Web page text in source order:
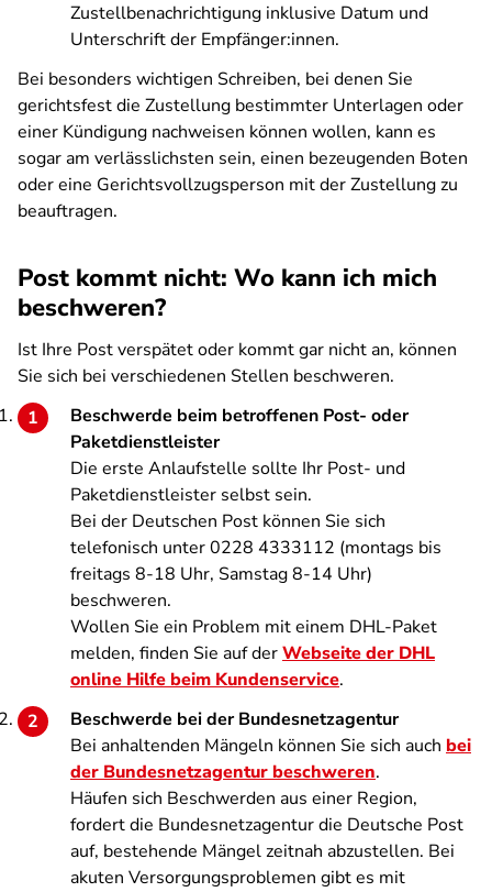
Zustellbenachrichtigung inklusive Datum und
Unterschrift der Empfänger:innen.
Bei besonders wichtigen Schreiben, bei denen Sie
gerichtsfest die Zustellung bestimmter Unterlagen oder
einer Kündigung nachweisen können wollen, kann es
sogar am verlässlichsten sein, einen bezeugenden Boten
oder eine Gerichtsvollzugsperson mit der Zustellung zu
beauftragen.
Post kommt nicht: Wo kann ich mich
beschweren?
Ist Ihre Post verspätet oder kommt gar nicht an, können
Sie sich bei verschiedenen Stellen beschweren.
Beschwerde beim betroffenen Post- oder
Paketdienstleister
Die erste Anlaufstelle sollte Ihr Post- und
Paketdienstleister selbst sein.
Bei der Deutschen Post können Sie sich
telefonisch unter 0228 4333112 (montags bis
freitags 8-18 Uhr, Samstag 8-14 Uhr)
beschweren.
Wollen Sie ein Problem mit einem DHL-Paket
melden, finden Sie auf derWebseite der DHL
online Hilfe beim Kundenservice.
Beschwerde bei der Bundesnetzagentur
Bei anhaltenden Mängeln können Sie sich auch bei
der Bundesnetzagentur beschweren.
Häufen sich Beschwerden aus einer Region,
fordert die Bundesnetzagentur die Deutsche Post
auf, bestehende Mängel zeitnah abzustellen. Bei
akuten Versorgungsproblemen gibt es mit